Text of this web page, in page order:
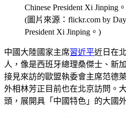
(圖片來源：flickr.com by
President Xi Jinping。)
中國大陸國家主席習近平近日在
人，像是西班牙總理桑傑士、新
接見來訪的歐盟執委會主席范德
外相林芳正目前也在北京訪問。
頭，展開具「中國特色」的大國